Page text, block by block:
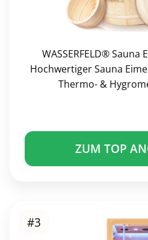
WASSERFELD® Sauna
Hochwertiger Sauna
Thermo- &
ZUM TOP
#3